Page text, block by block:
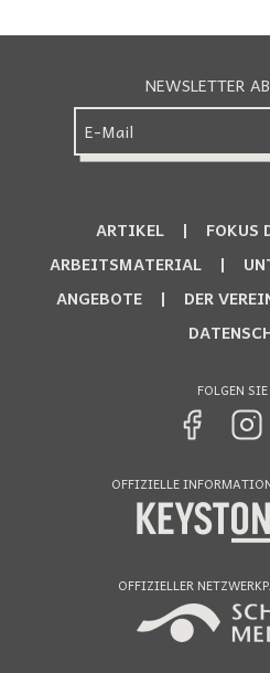
NEWSLETTER
ARTIKEL
FOKUS
ARBEITSMATERIAL
ANGEBOTE
DER
FOLGEN
OFFIZIELLE
OFFIZIELLER